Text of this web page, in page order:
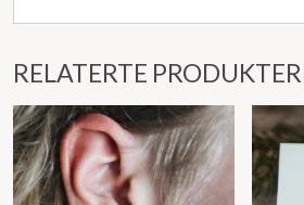
RELATERTE PRODUKTER